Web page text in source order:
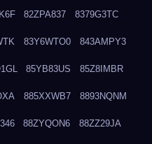
82ZPA837 8379G3TC
83Y6WTO0 843AMPY3
85YB83US 85Z8IMBR
885XXWB7 8893NQNM
88ZYQON6 88ZZ29JA